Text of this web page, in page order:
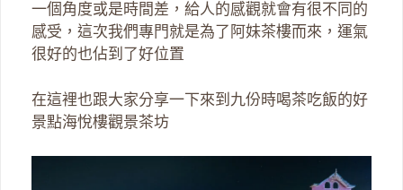
一個角度或是時間差，給人的感觀就會有很不同的
感受，這次我們專門就是為了阿妹茶樓而來，運氣
很好的也佔到了好位置
在這裡也跟大家分享一下來到九份時喝茶吃飯的好
景點海悅樓觀景茶坊